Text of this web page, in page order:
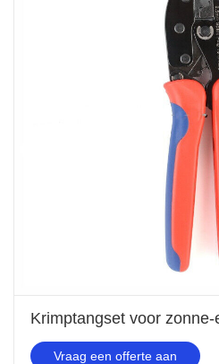
Krimptangset voor zonne-
Vraag een offerte aan